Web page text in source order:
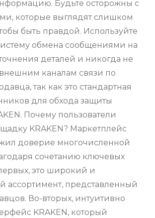
Будьте осторожны с
которые выглядят слишком
быть правдой. Используйте
обмена сообщениями на
деталей и никогда не
каналам связи по
так как это стандартная
для обхода защиты
Почему пользователи
KRAKEN? Маркетплейс
доверие многочисленной
сочетанию ключевых
это широкий и
ассортимент, представленный
Во-вторых, интуитивно
KRAKEN, который